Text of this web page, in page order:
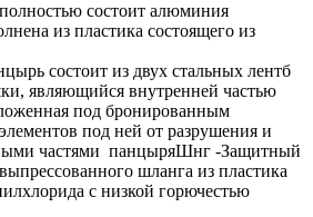
состоит алюминия
из пластика состоящего из
состоит из двух стальных лентб
являющийся внутренней частью
под бронированным
под ней от разрушения и
частями панцыряШнг -Защитный
шланга из пластика
с низкой горючестью